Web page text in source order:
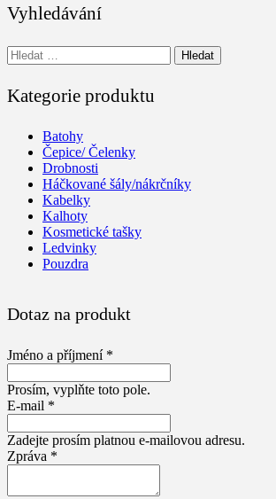
Vyhledávání
Vyhledávání
Kategorie produktu
Batohy
Čepice/ Čelenky
Drobnosti
Háčkované šály/nákrčníky
Kabelky
Kalhoty
Kosmetické tašky
Ledvinky
Pouzdra
Dotaz na produkt
Jméno a příjmení *
Prosím, vyplňte toto pole.
E-mail *
Zadejte prosím platnou e-mailovou adresu.
Zpráva *